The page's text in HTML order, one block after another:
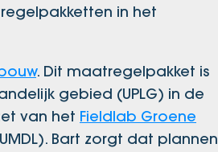
in het
. Dit maatregelpakket is
gebied (UPLG) in de
van het Fieldlab Groene
Bart zorgt dat plannen